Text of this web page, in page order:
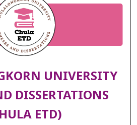
UNIVERSITY
DISSERTATIONS
ETD)